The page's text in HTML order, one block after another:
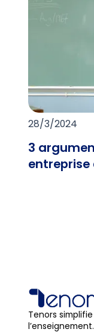
28/3/2024
3
entreprise
Tenors
l’enseignement.